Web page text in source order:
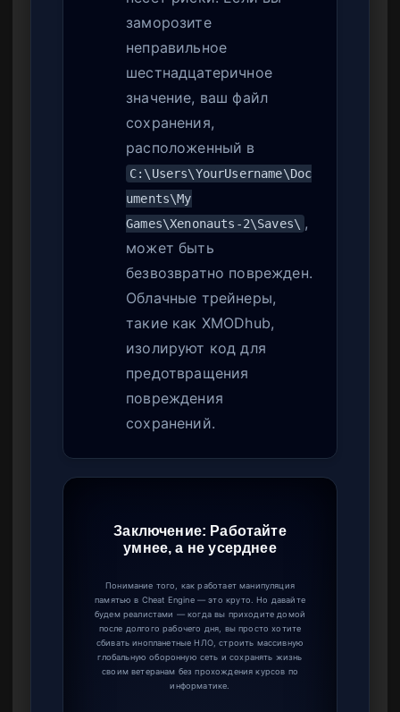
заморозите
неправильное
шестнадцатеричное
значение, ваш файл
сохранения,
расположенный в
C:\Users\YourUsername\Doc
uments\My
Games\Xenonauts-2\Saves\ ,
может быть
безвозвратно поврежден.
Облачные трейнеры,
такие как XMODhub,
изолируют код для
предотвращения
повреждения
сохранений.
Заключение: Работайте
умнее, а не усерднее
Понимание того, как работает манипуляция
памятью в Cheat Engine — это круто. Но давайте
будем реалистами — когда вы приходите домой
после долгого рабочего дня, вы просто хотите
сбивать инопланетные НЛО, строить массивную
глобальную оборонную сеть и сохранять жизнь
своим ветеранам без прохождения курсов по
информатике.